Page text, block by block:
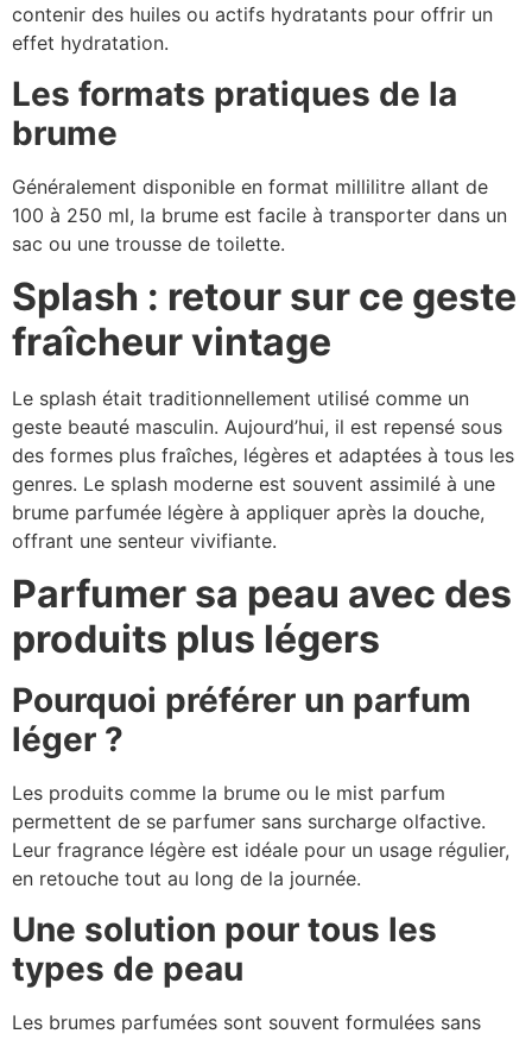
contenir des huiles ou actifs hydratants pour offrir un
effet hydratation.
Les formats pratiques de la
brume
Généralement disponible en format millilitre allant de
100 à 250 ml, la brume est facile à transporter dans un
sac ou une trousse de toilette.
Splash : retour sur ce geste
fraîcheur vintage
Le splash était traditionnellement utilisé comme un
geste beauté masculin. Aujourd’hui, il est repensé sous
des formes plus fraîches, légères et adaptées à tous les
genres. Le splash moderne est souvent assimilé à une
brume parfumée légère à appliquer après la douche,
offrant une senteur vivifiante.
Parfumer sa peau avec des
produits plus légers
Pourquoi préférer un parfum
léger ?
Les produits comme la brume ou le mist parfum
permettent de se parfumer sans surcharge olfactive.
Leur fragrance légère est idéale pour un usage régulier,
en retouche tout au long de la journée.
Une solution pour tous les
types de peau
Les brumes parfumées sont souvent formulées sans